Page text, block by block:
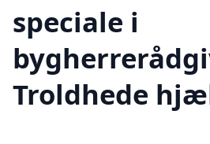
speciale i
Troldhede